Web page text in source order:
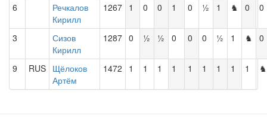
6
Речкалов
Кирилл
1267 1 0 0 1 0 ½ 1 ♞ 0 0
3
Сизов
Кирилл
1287 0 ½ ½ 0 0 0 ½ 1 ♞ 0
9 RUS Щёлоков
Артём
1472 1 1 1 1 1 1 1 1 1 ♞